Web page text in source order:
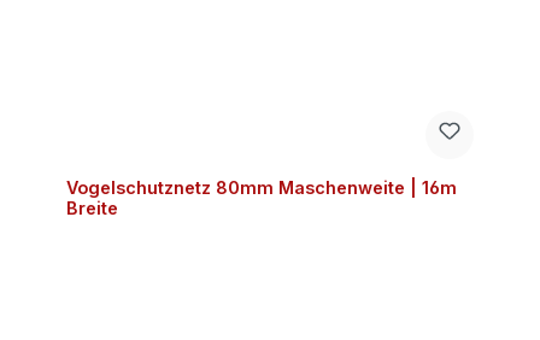
Vogelschutznetz 80mm Maschenweite | 16m
Breite